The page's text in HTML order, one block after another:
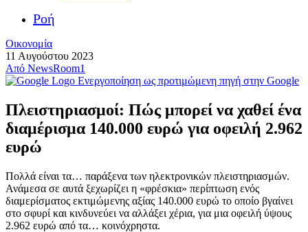
Ροή
Οικονομία
11 Αυγούστου 2023
Από NewsRoom1
Ενεργοποίηση ως προτιμώμενη πηγή στην Google
Πλειστηριασμοί: Πώς μπορεί να χαθεί ένα
διαμέρισμα 140.000 ευρώ για οφειλή 2.962
ευρώ
Πολλά είναι τα… παράξενα των ηλεκτρονικών πλειστηριασμών.
Ανάμεσα σε αυτά ξεχωρίζει η «φρέσκια» περίπτωση ενός
διαμερίσματος εκτιμώμενης αξίας 140.000 ευρώ το οποίο βγαίνει
στο σφυρί και κινδυνεύει να αλλάξει χέρια, για μια οφειλή ύψους
2.962 ευρώ από τα… κοινόχρηστα.